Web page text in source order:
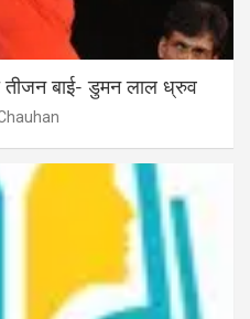
तीजन बाई- डुमन लाल ध्रुव